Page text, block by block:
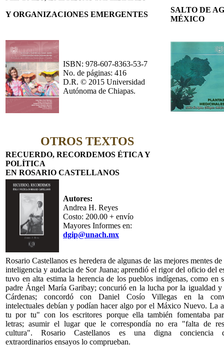
Y ORGANIZACIONES EMERGENTES
SALTO DE
MÉXICO
ISBN: 978-607-8363-53-7
No. de páginas: 416
D.R. © 2015 Universidad
Autónoma de Chiapas.
OTROS TEXTOS
RECUERDO, RECORDEMOS ÉTICA Y
POLÍTICA
EN ROSARIO CASTELLANOS
Autores:
Andrea H. Reyes
Costo: 200.00 + envío
Mayores Informes en:
dgip@unach.mx
Rosario Castellanos es heredera de algunas de las mejores mentes
inteligencia y audacia de Sor Juana; aprendió el rigor del oficio del
tuvo en alta estima la herencia de los pueblos indígenas, como en
padre Ángel María Garibay; concurió en la lucha por la igualdad
Cárdenas; concordó con Daniel Cosío Villegas en la
intelectuales debían y podían hacer algo por el Máxico Nuevo. La
tu por tu" con los escritores porque ella también fomentaba
letras; asumir el lugar que le correspondía no era "falta de
cultura". Rosario Castellanos es una digna
extraordinarios ensayos lo comprueban.